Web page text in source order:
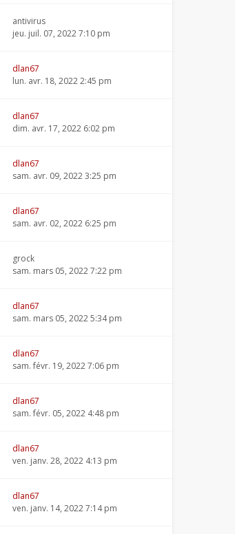
antivirus
jeu. juil. 07, 2022 7:10 pm
dlan67
lun. avr. 18, 2022 2:45 pm
dlan67
dim. avr. 17, 2022 6:02 pm
dlan67
sam. avr. 09, 2022 3:25 pm
dlan67
sam. avr. 02, 2022 6:25 pm
grock
sam. mars 05, 2022 7:22 pm
dlan67
sam. mars 05, 2022 5:34 pm
dlan67
sam. févr. 19, 2022 7:06 pm
dlan67
sam. févr. 05, 2022 4:48 pm
dlan67
ven. janv. 28, 2022 4:13 pm
dlan67
ven. janv. 14, 2022 7:14 pm